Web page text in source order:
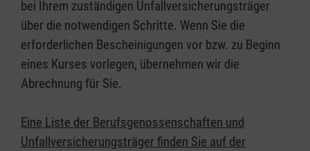
bei Ihrem zuständigen Unfallversicherungsträger
über die notwendigen Schritte. Wenn Sie die
erforderlichen Bescheinigungen vor bzw. zu Beginn
eines Kurses vorlegen, übernehmen wir die
Abrechnung für Sie.
Eine Liste der Berufsgenossenschaften und
Unfallversicherungsträger finden Sie auf der